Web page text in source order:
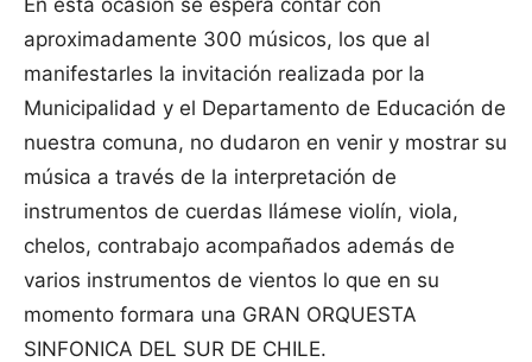
aproximadamente 300 músicos, los que al
manifestarles la invitación realizada por la
Municipalidad y el Departamento de Educación de
nuestra comuna, no dudaron en venir y mostrar su
música a través de la interpretación de
instrumentos de cuerdas llámese violín, viola,
chelos, contrabajo acompañados además de
varios instrumentos de vientos lo que en su
momento formara una GRAN ORQUESTA
SINFONICA DEL SUR DE CHILE.